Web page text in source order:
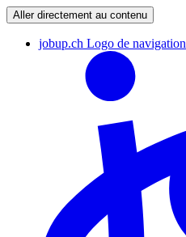
Aller directement au contenu
jobup.ch Logo de navigation